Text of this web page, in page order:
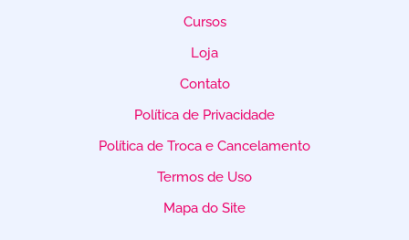
Cursos
Loja
Contato
Política de Privacidade
Política de Troca e Cancelamento
Termos de Uso
Mapa do Site